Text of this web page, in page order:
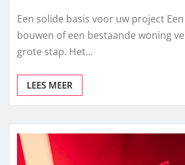
Redactie mei 14, 2026 0
Een solide basis voor uw project
bouwen of een bestaande woning
grote stap. Het…